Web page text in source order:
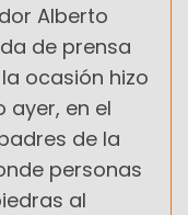
Alberto
de prensa
ocasión hizo
ayer, en el
de la
personas
al